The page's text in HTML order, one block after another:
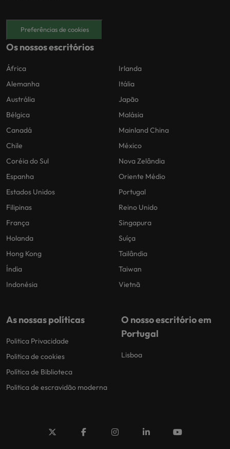
Preferências de cookies
Os nossos escritórios
África
Alemanha
Austrália
Bélgica
Canadá
Chile
Coréia do Sul
Espanha
Estados Unidos
Filipinas
França
Holanda
Hong Kong
Índia
Indonésia
Irlanda
Itália
Japão
Malásia
Mainland China
México
Nova Zelândia
Oriente Médio
Portugal
Reino Unido
Singapura
Suíça
Tailândia
Taiwan
Vietnã
As nossas políticas
Politica Privacidade
Politica de cookies
Política de Biblioteca
Politica de escravidão moderna
O nosso escritório em
Portugal
Lisboa